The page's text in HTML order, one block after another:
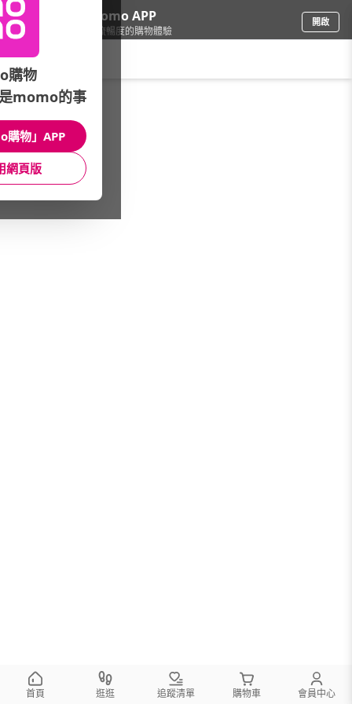
下載momo APP
給你3倍流暢度的購物體驗
開啟
鞋包箱/流行包/限時活動★品牌齊降
館長推薦 月銷量
首頁 逛逛 追蹤清單 購物車 會員中心
購物
momo的事
購物」APP
網頁版